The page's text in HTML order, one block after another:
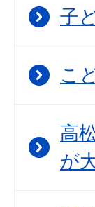
子
こ
高
が